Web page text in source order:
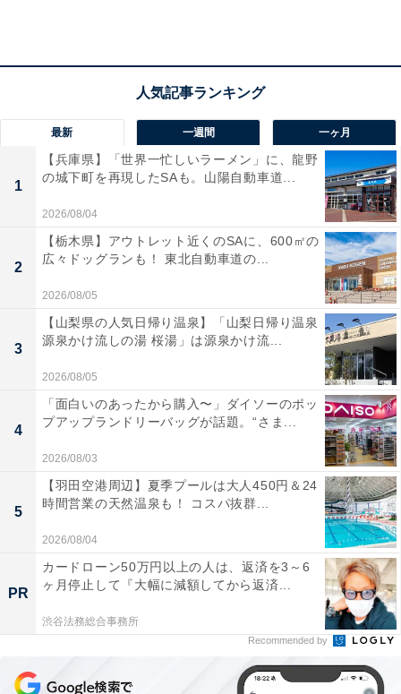
メージになり、老け見えしてしまうことも。
これはコーデの中で、可愛いとカッコイイのバランスを
取ることで、調整できます。
可愛いとカッコイイのバランスが肝心
例えばピンク色が可愛いスカートなら、色そのものが
「甘い」雰囲気なので、形は「カッコイイ」タイトにす
最新 一週間 一ヶ月
1
【兵庫県】「世界一忙しいラーメン」に、龍野
の城下町を再現したSAも。山陽自動車道...
2026/08/04
2
【栃木県】アウトレット近くのSAに、600㎡の
広々ドッグランも！ 東北自動車道の...
2026/08/05
3
【山梨県の人気日帰り温泉】「山梨日帰り温泉
源泉かけ流しの湯 桜湯」は源泉かけ流...
2026/08/05
4
「面白いのあったから購入〜」ダイソーのポッ
プアップランドリーバッグが話題。“さま...
2026/08/03
5
【羽田空港周辺】夏季プールは大人450円＆24
時間営業の天然温泉も！ コスパ抜群...
2026/08/04
PR
カードローン50万円以上の人は、返済を3～6
ヶ月停止して『大幅に減額してから返済...
渋谷法務総合事務所
Recommended by